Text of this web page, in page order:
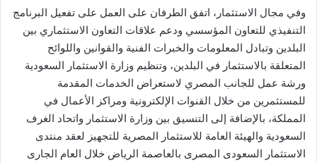
وفي مجال الاستثمار، اتفق الطرفان على العمل على تفعيل البرنامج
التنفيذي للتعاون المؤسسي ودعم علاقات التعاون الاستثماري بين
البلدين وتبادل المعلومات والخبرات الفنية والقوانين واللوائح
المتعلقة بالاستثمار في البلدين، وتنظيم وزارة الاستثمار السعودية
ورشة عمل للجانب المصري لاستعراض الخدمات المقدمة
للمستثمرين من خلال القنوات الإلكترونية ومراكز الأعمال في
المملكة، بالإضافة إلى التنسيق بين وزارة الاستثمار واتحاد الغرف
السعودية والهيئة العامة للاستثمار المصرية للتجهيز لعقد منتدى
الاستثمار السعودى المصرى بالعاصمة الرياض خلال العام الجارى